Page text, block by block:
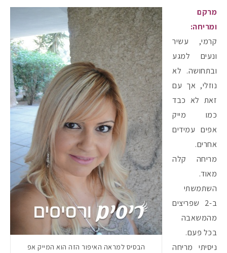
הבסיס למראה האיפור הזה הוא המייק אפ
מרקם
ומריחה:
קרמי, עשיר
ונעים למגע
ובתחושה. לא
נוזלי, אך עם
זאת לא כבד
כמו מייק
אפים עמידים
אחרים.
מריחה קלה
מאוד.
השתמשתי
ב-2 שפריצים
מהמשאבה
בכל פעם.
ניסיתי מריחה